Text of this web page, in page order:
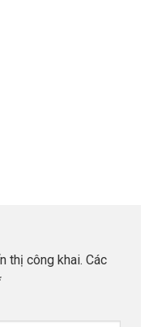
thị công khai. Các